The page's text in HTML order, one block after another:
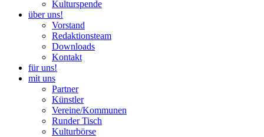
Kulturspende
über uns!
Vorstand
Redaktionsteam
Downloads
Kontakt
für uns!
mit uns
Partner
Künstler
Vereine/Kommunen
Runder Tisch
Kulturbörse